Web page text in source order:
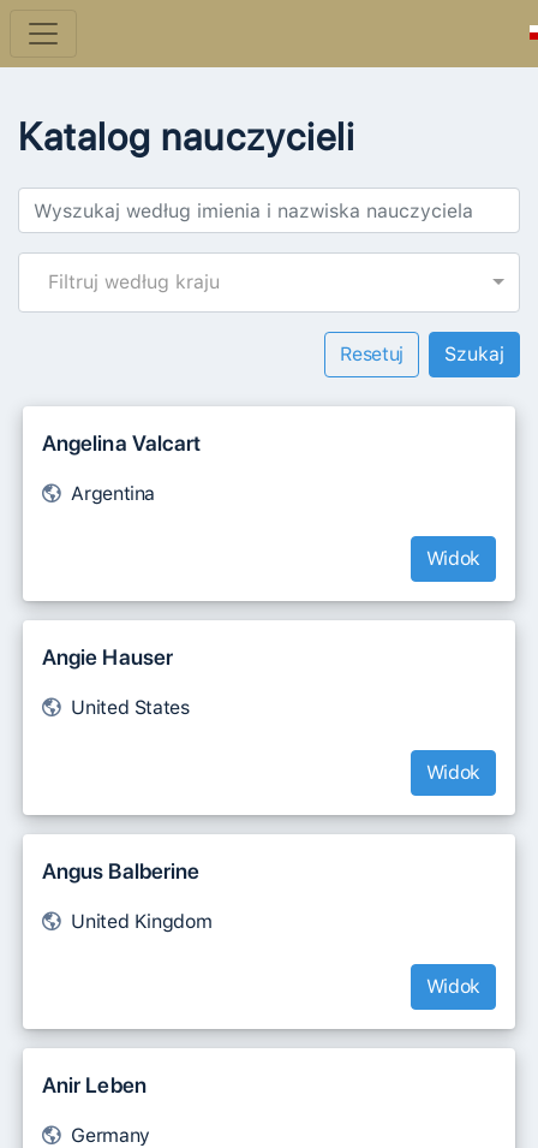
Katalog nauczycieli
Filtruj według kraju
Resetuj
Angelina Valcart
Argentina
Widok
Angie Hauser
United States
Widok
Angus Balberine
United Kingdom
Widok
Anir Leben
Germany